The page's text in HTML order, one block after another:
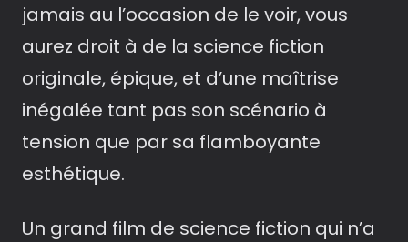
jamais au l’occasion de le voir, vous
aurez droit à de la science fiction
originale, épique, et d’une maîtrise
inégalée tant pas son scénario à
tension que par sa flamboyante
esthétique.
Un grand film de science fiction qui n’a